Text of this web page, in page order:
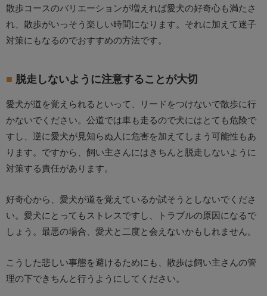
散歩コースのバリエーションが増えれば愛犬の好奇心も満たさ
れ、散歩がいっそう楽しい時間になります。それに加えて迷子
対策にもなるのでおすすめの方法です。
脱走しないように注意することが大切
愛犬が道を覚えられるといって、リードをつけないで散歩に行
かないでください。公道では車も走るので犬にはとても危険で
すし、逆に愛犬が見知らぬ人に危害を加えてしまう可能性もあ
ります。ですから、飼い主さんにはきちんと脱走しないように
対策する責任があります。
好奇心から、愛犬が道を覚えているか試そうとしないでくださ
い。愛犬にとってもストレスですし、トラブルの原因になるで
しょう。最悪の場合、愛犬と二度と会えないかもしれません。
こうした悲しい事態を避けるためにも、散歩は飼い主さんの管
理の下できちんと行うようにしてください。